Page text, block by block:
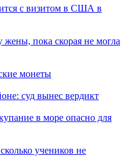
с визитом в США в
пока скорая не могла
монеты
суд вынес вердикт
в море опасно для
учеников не